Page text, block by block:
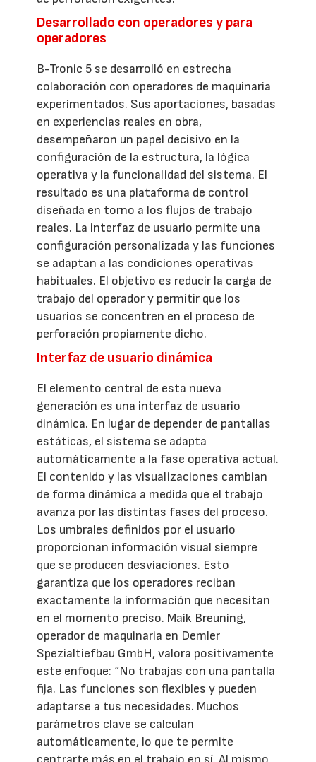
Desarrollado con operadores y para
operadores
B-Tronic 5 se desarrolló en estrecha
colaboración con operadores de maquinaria
experimentados. Sus aportaciones, basadas
en experiencias reales en obra,
desempeñaron un papel decisivo en la
configuración de la estructura, la lógica
operativa y la funcionalidad del sistema. El
resultado es una plataforma de control
diseñada en torno a los flujos de trabajo
reales. La interfaz de usuario permite una
configuración personalizada y las funciones
se adaptan a las condiciones operativas
habituales. El objetivo es reducir la carga de
trabajo del operador y permitir que los
usuarios se concentren en el proceso de
perforación propiamente dicho.
Interfaz de usuario dinámica
El elemento central de esta nueva
generación es una interfaz de usuario
dinámica. En lugar de depender de pantallas
estáticas, el sistema se adapta
automáticamente a la fase operativa actual.
El contenido y las visualizaciones cambian
de forma dinámica a medida que el trabajo
avanza por las distintas fases del proceso.
Los umbrales definidos por el usuario
proporcionan información visual siempre
que se producen desviaciones. Esto
garantiza que los operadores reciban
exactamente la información que necesitan
en el momento preciso. Maik Breuning,
operador de maquinaria en Demler
Spezialtiefbau GmbH, valora positivamente
este enfoque: “No trabajas con una pantalla
fija. Las funciones son flexibles y pueden
adaptarse a tus necesidades. Muchos
parámetros clave se calculan
automáticamente, lo que te permite